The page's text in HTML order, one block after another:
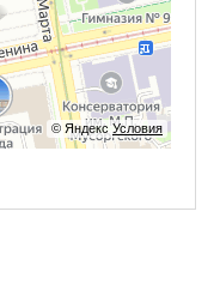
© Яндекс Условия